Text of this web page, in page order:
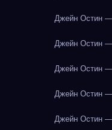
Джейн Остин —
Джейн Остин —
Джейн Остин —
Джейн Остин —
Джейн Остин —